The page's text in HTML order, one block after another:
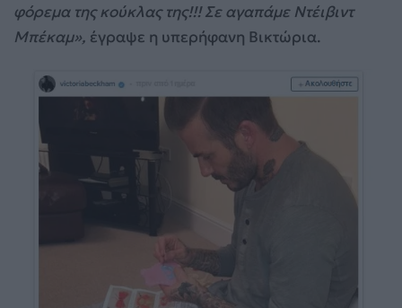
φόρεμα της κούκλας της!!! Σε αγαπάμε Ντέιβιντ
Μπέκαμ», έγραψε η υπερήφανη Βικτώρια.